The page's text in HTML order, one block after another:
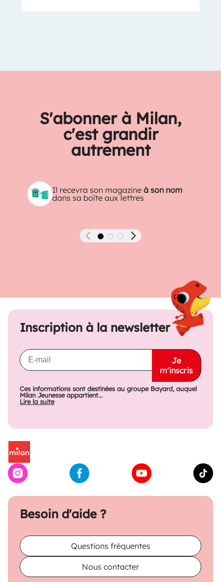
S'abonner à Milan,
c'est grandir
autrement
Il recevra son magazineà son nom
dans sa boîte aux lettres
Précédent Suivant
Besoin d'aide ?
Questions fréquentes
Nous contacter
Inscription à la newsletter
Je
m'inscris
Ces informations sont destinées au groupe Bayard, auquel
Milan Jeunesse appartient...
Lire la suite